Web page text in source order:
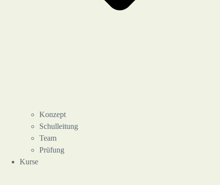
Konzept
Schulleitung
Team
Prüfung
Kurse